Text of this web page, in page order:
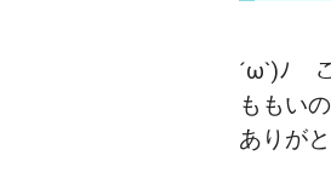
´ω`)ﾉ
ももい
ありが